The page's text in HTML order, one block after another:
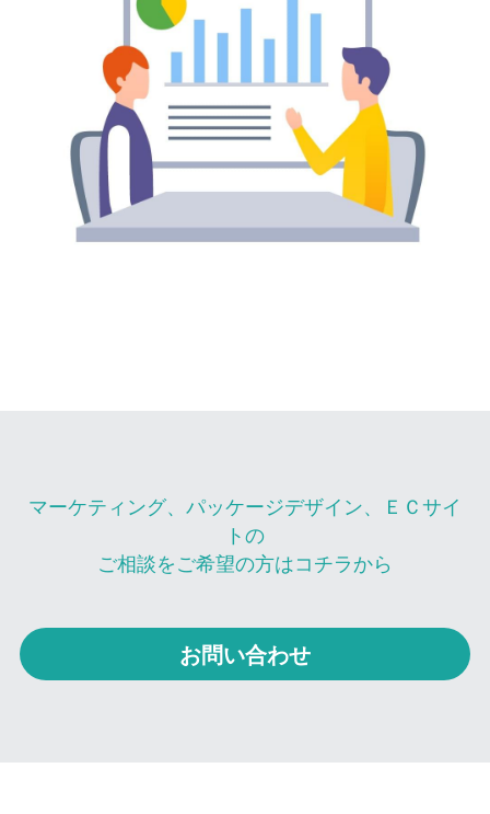
マーケティング、パッケージデザイン、ＥＣサイ
トの
ご相談をご希望の方はコチラから
お問い合わせ